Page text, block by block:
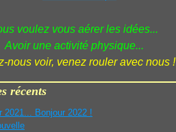
voulez vous aérer les idées...
Avoir une activité physique...
nous voir, venez rouler avec nous !
récents
2021... Bonjour 2022 !